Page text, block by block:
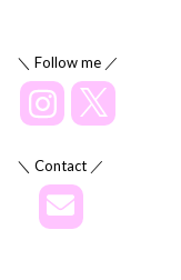
＼ Follow me ／
＼ Contact ／